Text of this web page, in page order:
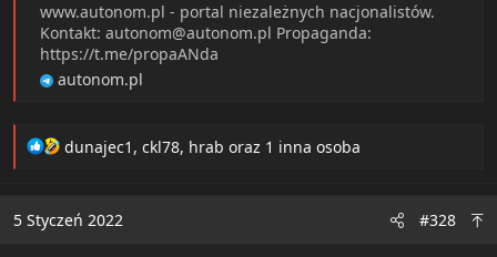
www.autonom.pl - portal niezależnych nacjonalistów.
Kontakt: autonom@autonom.pl Propaganda:
https://t.me/propaANda
autonom.pl
R
t
dunajec1 , ckl78, hrab oraz 1 inna osoba
5 Styczeń 2022 #328